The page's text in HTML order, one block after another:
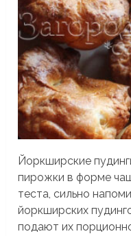
Йоркширские
пирожки в форме
теста, сильно
йоркширских
подают их